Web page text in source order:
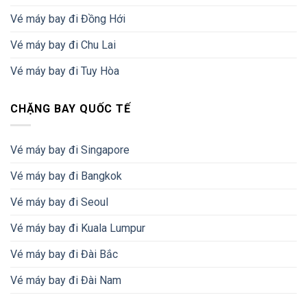
Vé máy bay đi Đồng Hới
Vé máy bay đi Chu Lai
Vé máy bay đi Tuy Hòa
CHẶNG BAY QUỐC TẾ
Vé máy bay đi Singapore
Vé máy bay đi Bangkok
Vé máy bay đi Seoul
Vé máy bay đi Kuala Lumpur
Vé máy bay đi Đài Bắc
Vé máy bay đi Đài Nam